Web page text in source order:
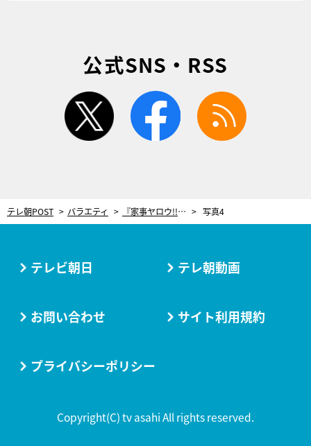
公式SNS・RSS
twitter facebook
テレ朝POST バラエティ 『家事ヤロウ!!!』最終回SP！7年半、1500以上の“激うま簡単レシピ”から歴代ベスト10発表 写真4
テレビ朝日 テレ朝動画
お問い合わせ サイト利用規約
プライバシーポリシー
Copyright(C) tv asahi All rights reserved.